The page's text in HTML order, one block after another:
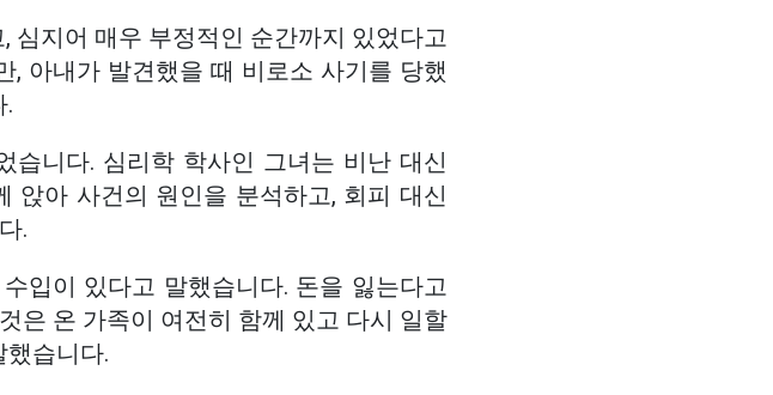
심지어 매우 부정적인 순간까지 있었다고
, 아내가 발견했을 때 비로소 사기를 당했
.
습니다. 심리학 학사인 그녀는 비난 대신
앉아 사건의 원인을 분석하고, 회피 대신
.
입이 있다고 말했습니다. 돈을 잃는다고
은 온 가족이 여전히 함께 있고 다시 일할
했습니다.